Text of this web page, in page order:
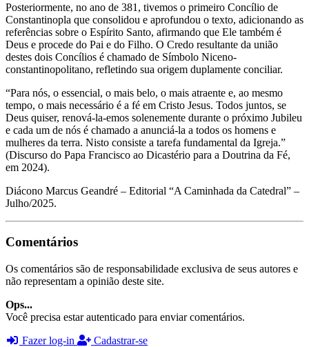
Posteriormente, no ano de 381, tivemos o primeiro Concílio de
Constantinopla que consolidou e aprofundou o texto, adicionando as
referências sobre o Espírito Santo, afirmando que Ele também é
Deus e procede do Pai e do Filho. O Credo resultante da união
destes dois Concílios é chamado de Símbolo Niceno-
constantinopolitano, refletindo sua origem duplamente conciliar.
“Para nós, o essencial, o mais belo, o mais atraente e, ao mesmo
tempo, o mais necessário é a fé em Cristo Jesus. Todos juntos, se
Deus quiser, renová-la-emos solenemente durante o próximo Jubileu
e cada um de nós é chamado a anunciá-la a todos os homens e
mulheres da terra. Nisto consiste a tarefa fundamental da Igreja.”
(Discurso do Papa Francisco ao Dicastério para a Doutrina da Fé,
em 2024).
Diácono Marcus Geandré – Editorial “A Caminhada da Catedral” –
Julho/2025.
Comentários
Os comentários são de responsabilidade exclusiva de seus autores e
não representam a opinião deste site.
Ops...
Você precisa estar autenticado para enviar comentários.
Fazer log-in
Cadastrar-se